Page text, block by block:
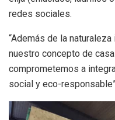
redes sociales.
“Además de la
nuestro concepto de
comprometemos a
social y eco-